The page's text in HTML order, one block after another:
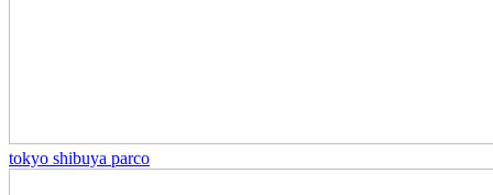
tokyo shibuya parco